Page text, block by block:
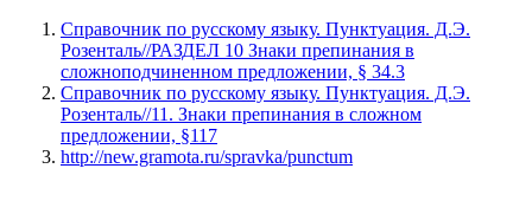
Справочник по русскому языку. Пунктуация. Д.Э.
Розенталь//РАЗДЕЛ 10 Знаки препинания в
сложноподчиненном предложении, § 34.3
Справочник по русскому языку. Пунктуация. Д.Э.
Розенталь//11. Знаки препинания в сложном
предложении, §117
http://new.gramota.ru/spravka/punctum